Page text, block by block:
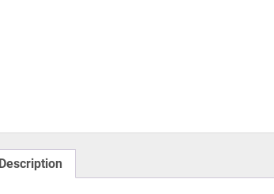
Description